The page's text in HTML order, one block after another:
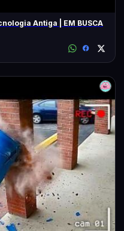
Antiga | EM BUSCA